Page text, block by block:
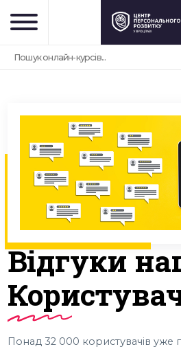
Відгуки
Понад 32 000 користувачів